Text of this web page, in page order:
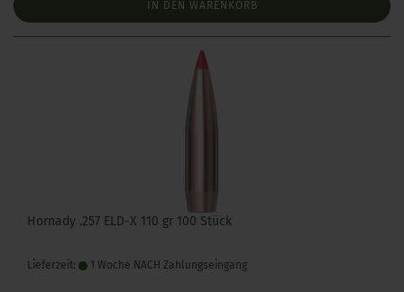
IN DEN WARENKORB
Hornady .257 ELD-X 110 gr 100 Stück
Lieferzeit: 1 Woche NACH Zahlungseingang